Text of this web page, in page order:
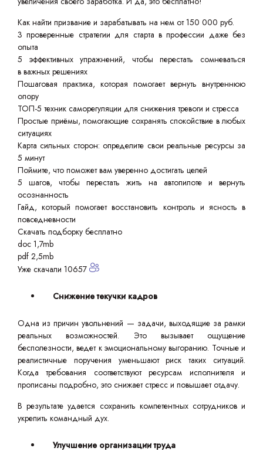
Как найти призвание и зарабатывать на нем от 150 000 руб.
3 проверенные стратегии для старта в профессии даже без
опыта
5 эффективных упражнений, чтобы перестать сомневаться
в важных решениях
Пошаговая практика, которая помогает вернуть внутреннюю
опору
ТОП-5 техник саморегуляции для снижения тревоги и стресса
Простые приёмы, помогающие сохранять спокойствие в любых
ситуациях
Карта сильных сторон: определите свои реальные ресурсы за
5 минут
Поймите, что поможет вам уверенно достигать целей
5 шагов, чтобы перестать жить на автопилоте и вернуть
осознанность
Гайд, который помогает восстановить контроль и ясность в
повседневности
Скачать подборку бесплатно
doc 1,7mb
pdf 2,5mb
Уже скачали 10657
Снижение текучки кадров
Одна из причин увольнений — задачи, выходящие за рамки
реальных возможностей. Это вызывает ощущение
бесполезности, ведет к эмоциональному выгоранию. Точные и
реалистичные поручения уменьшают риск таких ситуаций.
Когда требования соответствуют ресурсам исполнителя и
прописаны подробно, это снижает стресс и повышает отдачу.
В результате удается сохранить компетентных сотрудников и
укрепить командный дух.
Улучшение организации труда